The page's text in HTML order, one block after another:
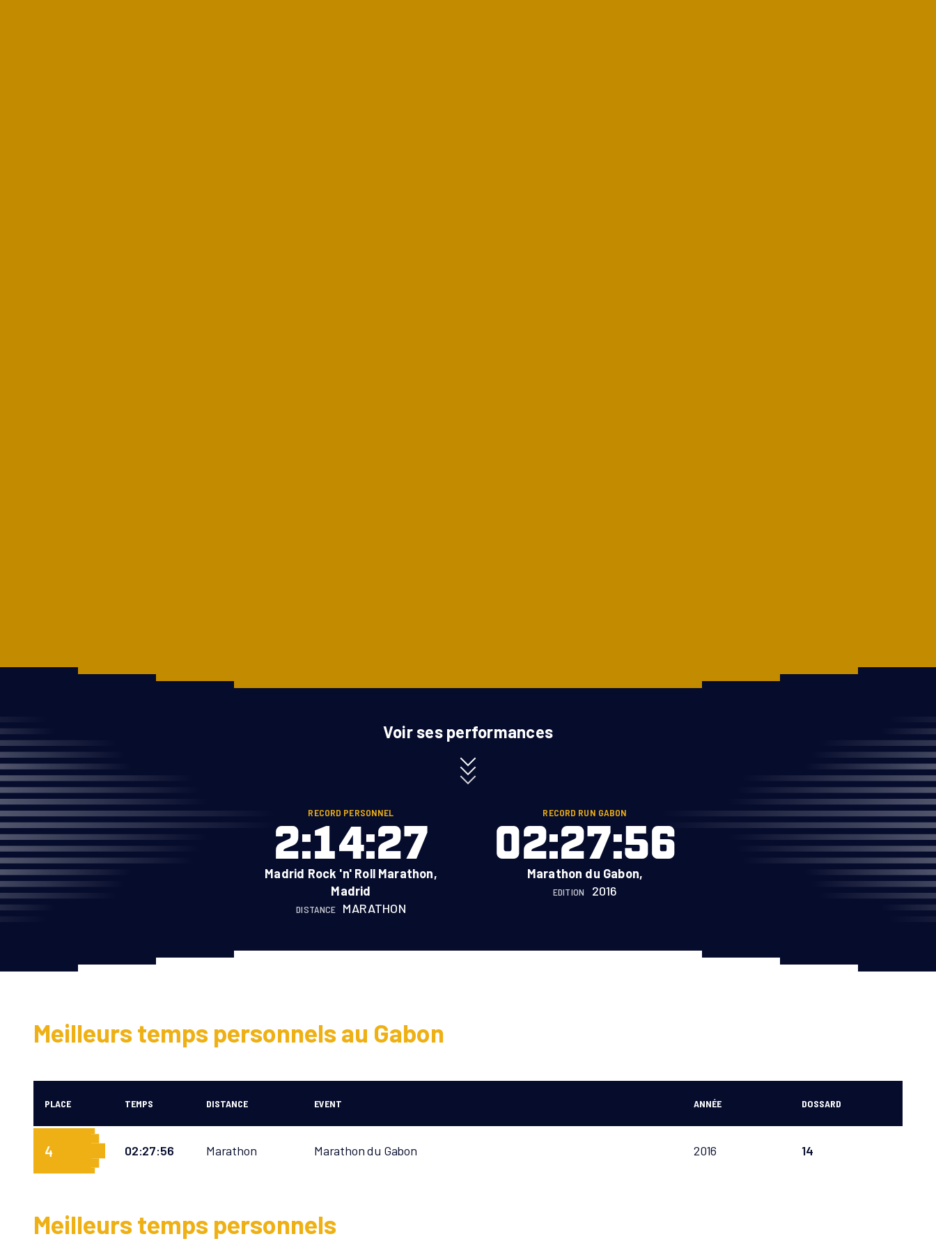
Voir ses performances
RECORD PERSONNEL
2:14:27
Madrid Rock 'n' Roll Marathon,
Madrid
DISTANCE MARATHON
RECORD RUN GABON
02:27:56
Marathon du Gabon,
EDITION 2016
Meilleurs temps personnels au Gabon
PLACE TEMPS DISTANCE EVENT ANNÉE DOSSARD
4 02:27:56 Marathon Marathon du Gabon 2016 14
Meilleurs temps personnels
COURSES
Marathon du Gabon
Run in Masuku
10KMPOG
ENGAGEMENTS